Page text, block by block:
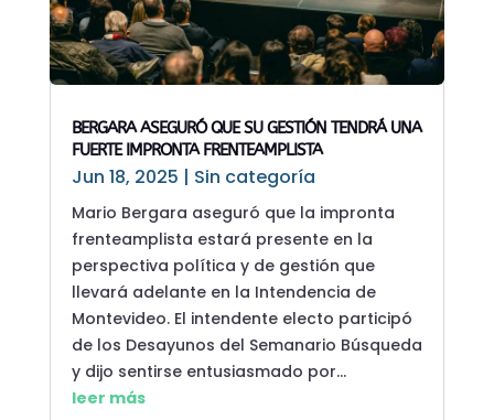
BERGARA ASEGURÓ QUE SU GESTIÓN TENDRÁ UNA
FUERTE IMPRONTA FRENTEAMPLISTA
Jun 18, 2025 | Sin categoría
Mario Bergara aseguró que la impronta
frenteamplista estará presente en la
perspectiva política y de gestión que
llevará adelante en la Intendencia de
Montevideo. El intendente electo participó
de los Desayunos del Semanario Búsqueda
y dijo sentirse entusiasmado por...
leer más